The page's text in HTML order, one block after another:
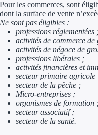
Pour les commerces, sont
dont la surface de vente
Ne sont pas éligibles :
professions réglementées ;
activités de commerce de
activités de négoce de
professions libérales ;
activités financières et
secteur primaire agricole
secteur de la pêche ;
Micro-entreprises ;
organismes de formation ;
secteur associatif ;
secteur de la santé.